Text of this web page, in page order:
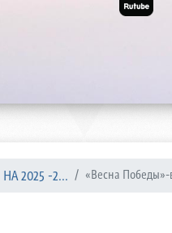
2025 -2... «Весна Победы»-